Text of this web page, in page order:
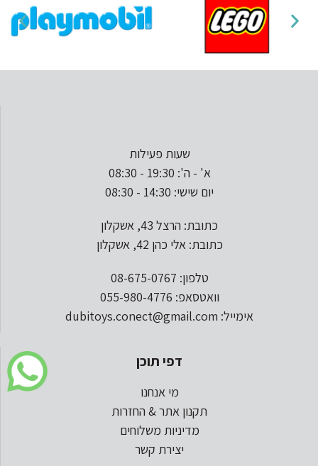
שעות פעילות
א' - ה': 19:30 - 08:30
יום שישי: 14:30 - 08:30
כתובת: הרצל 43, אשקלון
כתובת: אלי כהן 42, אשקלון
טלפון: 08-675-0767
וואטסאפ: 055-980-4776
אימייל: dubitoys.conect@gmail.com
דפי תוכן
מי אנחנו
תקנון אתר & החזרות
מדיניות משלוחים
יצירת קשר